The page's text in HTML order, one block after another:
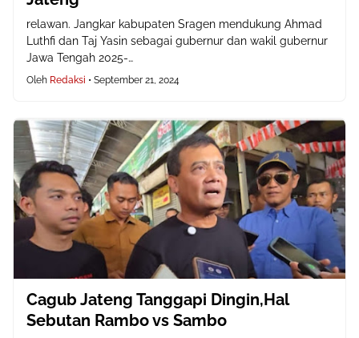
relawan. Jangkar kabupaten Sragen mendukung Ahmad
Luthfi dan Taj Yasin sebagai gubernur dan wakil gubernur
Jawa Tengah 2025-…
Oleh Redaksi • September 21, 2024
Cagub Jateng Tanggapi Dingin,Hal
Sebutan Rambo vs Sambo